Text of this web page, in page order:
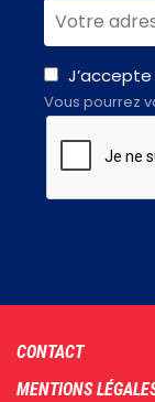
Vous pourrez
Footer
menu
CONTACT
MENTIONS